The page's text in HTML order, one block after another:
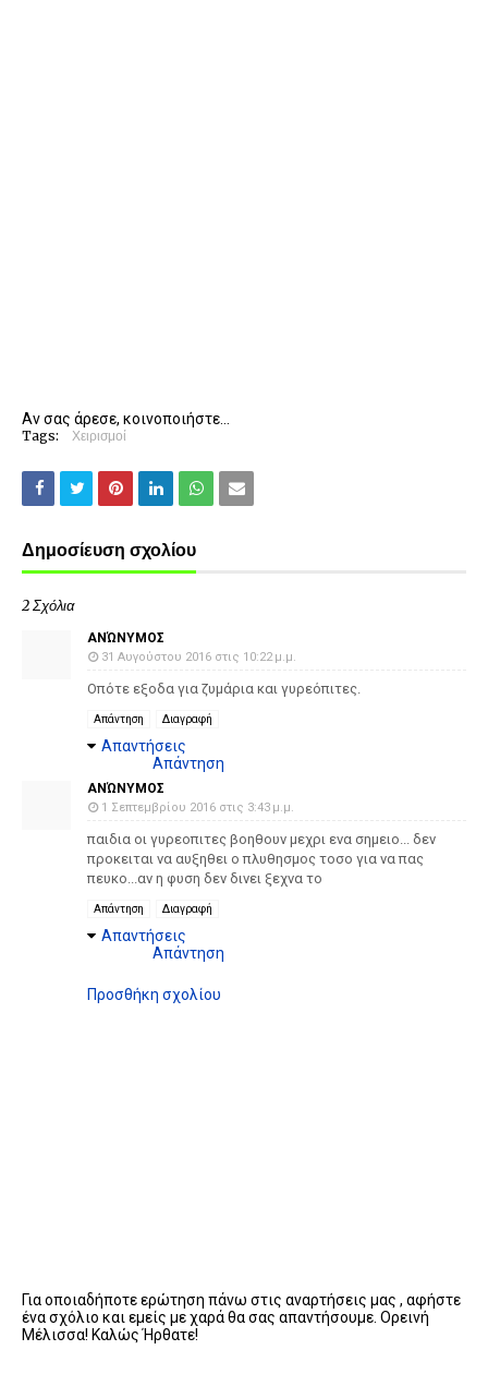
Αν σας άρεσε, κοινοποιήστε...
Tags: Χειρισμοί
Δημοσίευση σχολίου
2 Σχόλια
ΑΝΏΝΥΜΟΣ
31 Αυγούστου 2016 στις 10:22 μ.μ.
Οπότε εξοδα για ζυμάρια και γυρεόπιτες.
Απάντηση Διαγραφή
Απαντήσεις
Απάντηση
ΑΝΏΝΥΜΟΣ
1 Σεπτεμβρίου 2016 στις 3:43 μ.μ.
παιδια οι γυρεοπιτες βοηθουν μεχρι ενα σημειο... δεν
προκειται να αυξηθει ο πλυθησμος τοσο για να πας
πευκο...αν η φυση δεν δινει ξεχνα το
Απάντηση Διαγραφή
Απαντήσεις
Απάντηση
Προσθήκη σχολίου
Για οποιαδήποτε ερώτηση πάνω στις αναρτήσεις μας , αφήστε
ένα σχόλιο και εμείς με χαρά θα σας απαντήσουμε. Ορεινή
Μέλισσα! Καλώς Ήρθατε!